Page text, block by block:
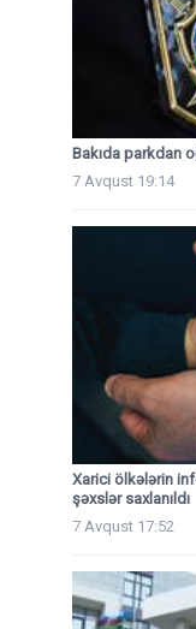
Bakıda parkdan
7 Avqust 19:14
Xarici ölkələrin
şəxslər saxlanıldı
7 Avqust 17:52